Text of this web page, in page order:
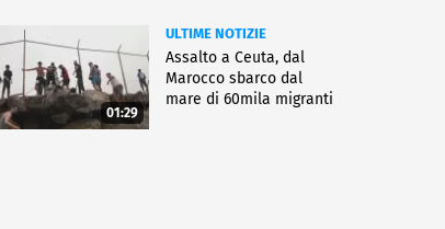
01:29
ULTIME NOTIZIE
Assalto a Ceuta, dal
Marocco sbarco dal
mare di 60mila migranti